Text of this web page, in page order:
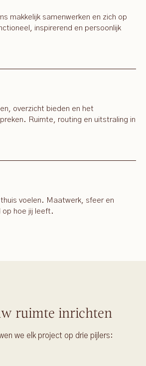
makkelijk samenwerken en zich op
inspirerend en persoonlijk
overzicht bieden en het
Ruimte, routing en uitstraling in
voelen. Maatwerk, sfeer en
hoe jij leeft.
ruimte inrichten
we elk project op drie pijlers: